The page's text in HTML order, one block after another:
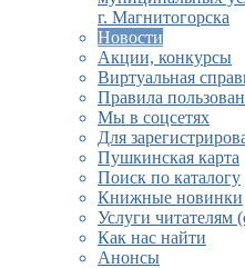
г. Магнитогорска
Новости
Акции, конкурсы
Виртуальная
Правила
Мы в соцсетях
Для
Пушкинская карта
Поиск по каталогу
Книжные новинки
Услуги читателям
Как нас найти
Анонсы